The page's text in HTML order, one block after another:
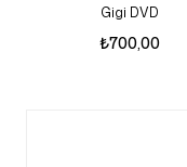
Gigi DVD
₺700,00